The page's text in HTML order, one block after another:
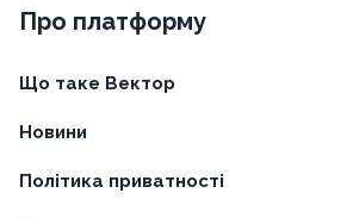
Про платформу
Що таке Вектор
Новини
Політика приватності